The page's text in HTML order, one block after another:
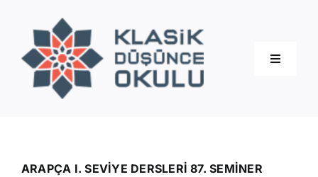
content
Toggle
Eğitimler
ARAPÇA I. SEVİYE DERSLERİ 87. SEMİNER